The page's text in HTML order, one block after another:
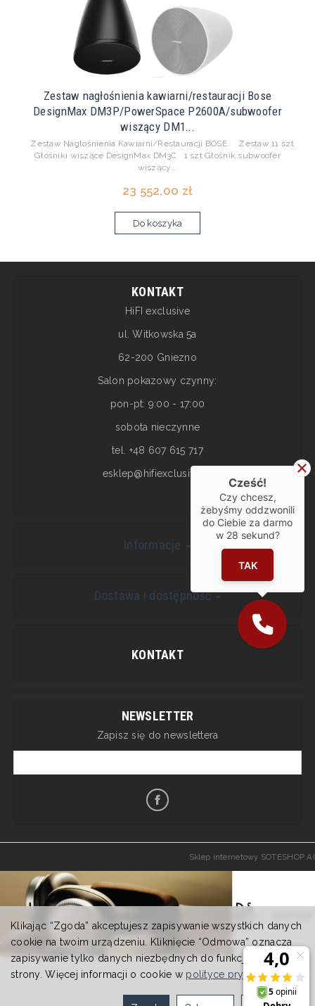
Zestaw nagłośnienia kawiarni/restauracji Bose
DesignMax DM3P/PowerSpace P2600A/subwoofer
wiszący DM1...
Zestaw Nagłośnienia Kawiarni/Restauracji BOSE. Zestaw 11 szt
Głośniki wiszące DesignMax DM3C 1 szt Głośnik subwoofer
wiszący...
23 552,00 zł
Do koszyka
KONTAKT
HiFI exclusive
ul. Witkowska 5a
62-200 Gniezno
Salon pokazowy czynny:
pon-pt: 9:00 - 17:00
sobota nieczynne
tel. +48 607 615 717
esklep@hifiexclusive.pl
Informacje
Dostawa i dostępność
KONTAKT
NEWSLETTER
Zapisz się do newslettera
Sklep internetowy SOTESHOP AI
Klikając “Zgoda” akceptujesz zapisywanie wszystkich danych
cookie na twoim urządzeniu. Kliknięcie “Odmowa” oznacza
zapisywanie tylko danych niezbędnych do funkcjonowania
strony. Więcej informacji o cookie w polityce prywatności.
Cześć!
Czy chcesz,
żebyśmy oddzwonili
do Ciebie za darmo
w 28 sekund?
TAK